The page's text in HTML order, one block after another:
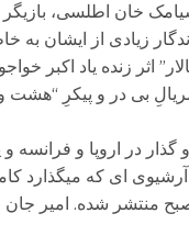
خان اطلسی،
زیادی از ایشان
اثر زنده یاد اکبر
بی در و پیکرِ “هشت و
در اروپا و فرانسه
ای که میگذارد
منتشر شده. امیر جان